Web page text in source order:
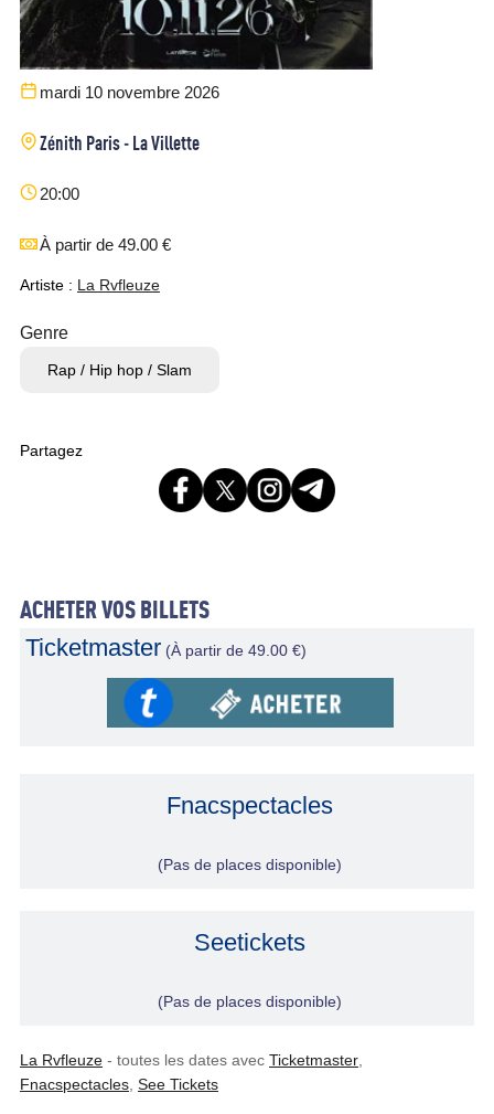
mardi 10 novembre 2026
Zénith Paris - La Villette
20:00
À partir de 49.00 €
Artiste : La Rvfleuze
Genre
Rap / Hip hop / Slam
Partagez
ACHETER VOS BILLETS
Ticketmaster (À partir de 49.00 €)
Fnacspectacles
(Pas de places disponible)
Seetickets
(Pas de places disponible)
La Rvfleuze - toutes les dates avec Ticketmaster
Fnacspectacles See Tickets